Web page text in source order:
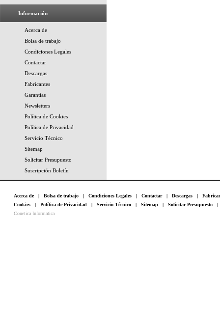
Información
Acerca de
Bolsa de trabajo
Condiciones Legales
Contactar
Descargas
Fabricantes
Garantías
Newsletters
Política de Cookies
Política de Privacidad
Servicio Técnico
Sitemap
Solicitar Presupuesto
Suscripción Boletín
Acerca de| Bolsa de trabajo | Condiciones Legales | Contactar| Descargas |
Cookies | Política de Privacidad | Servicio Técnico | Sitemap | Solicitar Presupuesto
Conetica Informatica